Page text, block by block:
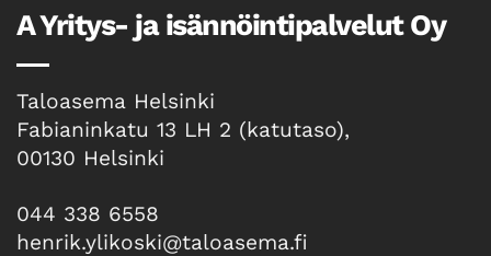
A Yritys- ja isännöintipalvelut Oy
Taloasema Helsinki
Fabianinkatu 13 LH 2 (katutaso),
00130 Helsinki
044 338 6558
henrik.ylikoski@taloasema.fi